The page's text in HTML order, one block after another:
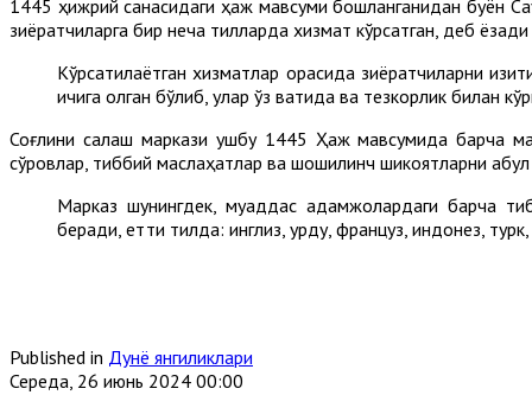
1445 ҳижрий санасидаги ҳаж мавсуми бошланганидан буён
зиёратчиларга бир неча тилларда хизмат кўрсатган, деб ёзади
Кўрсатилаётган хизматлар орасида зиёратчиларни
ичига олган бўлиб, улар ўз вақтида ва тезкорлик билан
Соғлиқни сақлаш маркази ушбу 1445 Ҳаж мавсумида барча
сўровлар, тиббий маслаҳатлар ва шошилинч шикоятларни қабул
Марказ шунингдек, муқаддас қадамжолардаги барча
беради, етти тилда: инглиз, урду, француз, индонез,
Published in Дунё янгиликлари
Середа, 26 июнь 2024 00:00